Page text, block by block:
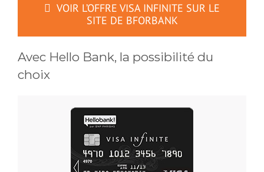
VOIR L’OFFRE VISA INFINITE SUR LE
SITE DE BFORBANK
Avec Hello Bank, la possibilité du
choix